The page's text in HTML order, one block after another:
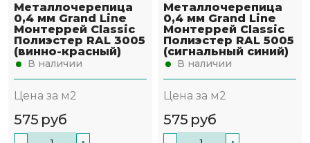
Металлочерепица
0,4 мм Grand Line
Монтеррей Classic
Полиэстер RAL 3005
(винно-красный)
В наличии
Цена за м2
575 руб
Металлочерепица
0,4 мм Grand Line
Монтеррей Classic
Полиэстер RAL 5005
(сигнальный синий)
В наличии
Цена за м2
575 руб